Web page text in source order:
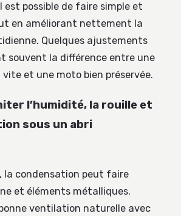
est possible de faire simple et
en améliorant nettement la
Quelques ajustements
souvent la différence entre une
et une moto bien préservée.
l’humidité, la rouille et
sous un abri
la condensation peut faire
et éléments métalliques.
ventilation naturelle avec